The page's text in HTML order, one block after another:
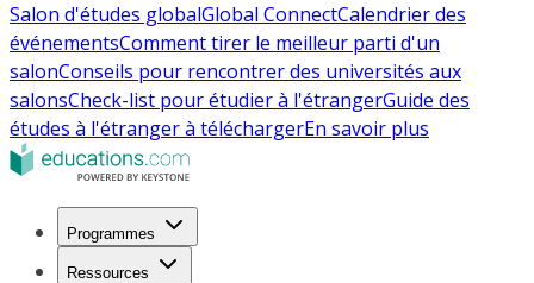
Salon d'études globalGlobal ConnectCalendrier des
événementsComment tirer le meilleur parti d'un
salonConseils pour rencontrer des universités aux
salonsCheck-list pour étudier à l'étrangerGuide des
études à l'étranger à téléchargerEn savoir plus
Programmes
Ressources